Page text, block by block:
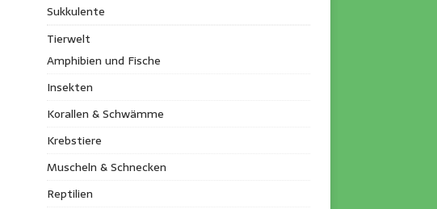
Sukkulente
Tierwelt
Amphibien und Fische
Insekten
Korallen & Schwämme
Krebstiere
Muscheln & Schnecken
Reptilien